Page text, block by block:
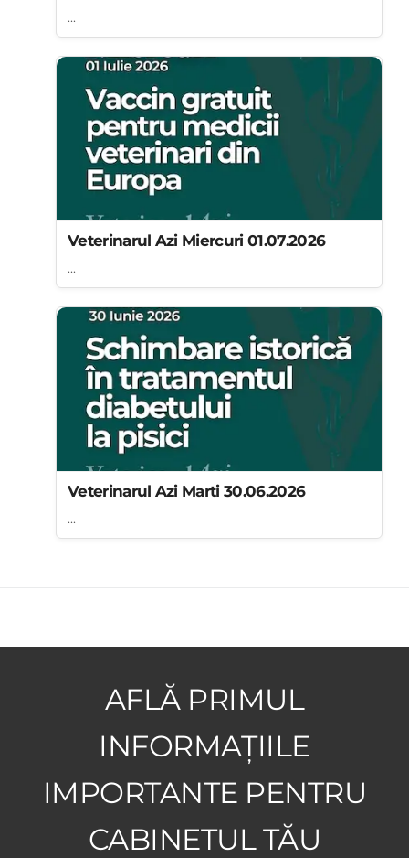
...
Veterinarul Azi Miercuri 01.07.2026
...
Veterinarul Azi Marti 30.06.2026
...
AFLĂ PRIMUL
INFORMAȚIILE
IMPORTANTE PENTRU
CABINETUL TĂU